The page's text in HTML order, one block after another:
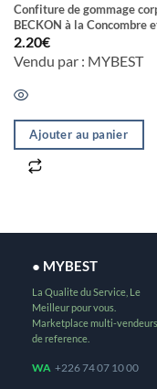
Confiture de gommage
BECKON à la Concombre
exfoliants 100% Naturels
2.20€
Vendu par : MYBEST
Ajouter au panier
● MYBEST
La Qualite du Service, Le
Meilleur pour vous.
Marketplace multi-vendeurs
de reference.
WA +226 74 07 10 00